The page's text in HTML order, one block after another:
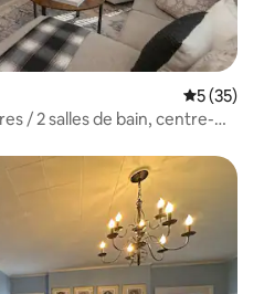
5 (35)
/ 2 salles de bain, centre-